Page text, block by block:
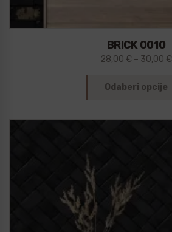
BRICK 0010
28,00 € – 30,00 €
Odaberi opcije